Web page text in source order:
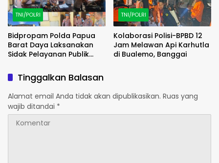
TNI/POLRI
Bidpropam Polda Papua
Barat Daya Laksanakan
Sidak Pelayanan Publik
di Polsek Salawati
TNI/POLRI
Kolaborasi Polisi-BPBD 12
Jam Melawan Api Karhutla
di Bualemo, Banggai
Tinggalkan Balasan
Alamat email Anda tidak akan dipublikasikan. Ruas yang
wajib ditandai *